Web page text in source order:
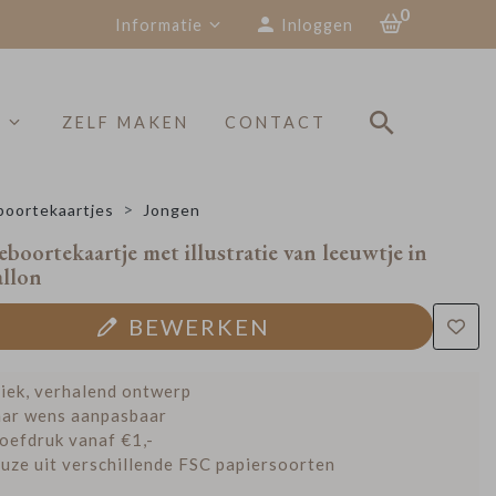
Informatie Inloggen
0
ZELF MAKEN CONTACT
Jongen
met illustratie van leeuwtje in
BEWERKEN
verhalend ontwerp
wens aanpasbaar
vanaf €1,-
uit verschillende FSC papiersoorten